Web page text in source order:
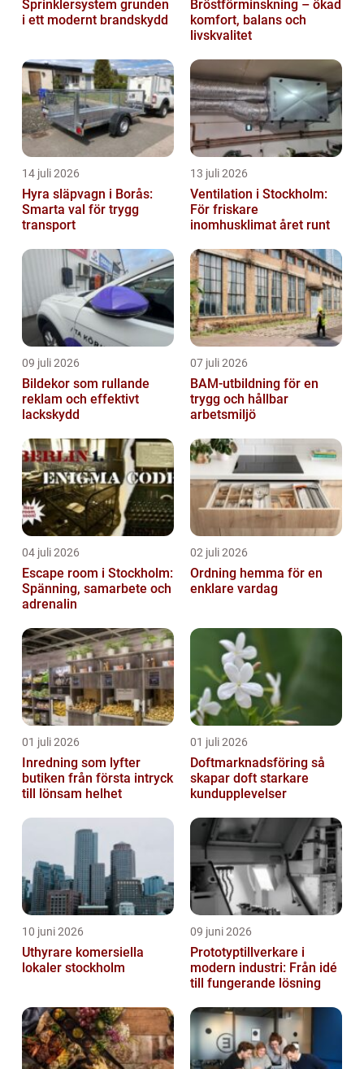
Sprinklersystem grunden
i ett modernt brandskydd
Bröstförminskning – ökad
komfort, balans och
livskvalitet
14 juli 2026
Hyra släpvagn i Borås:
Smarta val för trygg
transport
13 juli 2026
Ventilation i Stockholm:
För friskare
inomhusklimat året runt
09 juli 2026
Bildekor som rullande
reklam och effektivt
lackskydd
07 juli 2026
BAM-utbildning för en
trygg och hållbar
arbetsmiljö
04 juli 2026
Escape room i Stockholm:
Spänning, samarbete och
adrenalin
02 juli 2026
Ordning hemma för en
enklare vardag
01 juli 2026
Inredning som lyfter
butiken från första intryck
till lönsam helhet
01 juli 2026
Doftmarknadsföring så
skapar doft starkare
kundupplevelser
10 juni 2026
Uthyrare komersiella
lokaler stockholm
09 juni 2026
Prototyptillverkare i
modern industri: Från idé
till fungerande lösning